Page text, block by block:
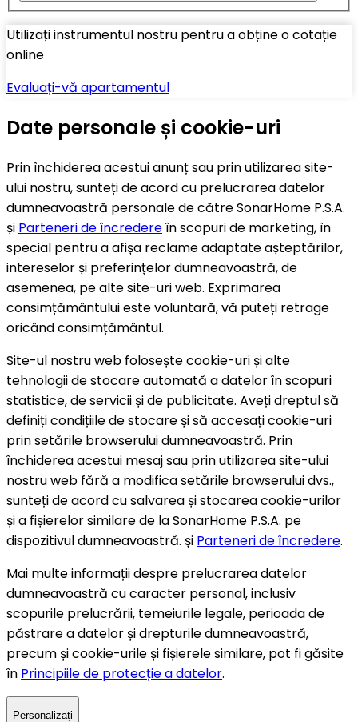
Utilizați instrumentul nostru pentru a obține o cotație
online
Evaluați-vă apartamentul
Date personale și cookie-uri
Prin închiderea acestui anunț sau prin utilizarea site-
ului nostru, sunteți de acord cu prelucrarea datelor
dumneavoastră personale de către SonarHome P.S.A.
și Parteneri de încredereîn scopuri de marketing, în
special pentru a afișa reclame adaptate așteptărilor,
intereselor și preferințelor dumneavoastră, de
asemenea, pe alte site-uri web. Exprimarea
consimțământului este voluntară, vă puteți retrage
oricând consimțământul.
Site-ul nostru web folosește cookie-uri și alte
tehnologii de stocare automată a datelor în scopuri
statistice, de servicii și de publicitate. Aveți dreptul să
definiți condițiile de stocare și să accesați cookie-uri
prin setările browserului dumneavoastră. Prin
închiderea acestui mesaj sau prin utilizarea site-ului
nostru web fără a modifica setările browserului dvs.,
sunteți de acord cu salvarea și stocarea cookie-urilor
și a fișierelor similare de la SonarHome P.S.A. pe
dispozitivul dumneavoastră. și Parteneri de încredere.
Mai multe informații despre prelucrarea datelor
dumneavoastră cu caracter personal, inclusiv
scopurile prelucrării, temeiurile legale, perioada de
păstrare a datelor și drepturile dumneavoastră,
precum și cookie-urile și fișierele similare, pot fi găsite
în Principiile de protecție a datelor.
Personalizați